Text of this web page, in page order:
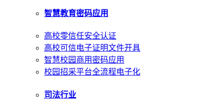
智慧教育密码应用
高校零信任安全认证
高校可信电子证明文件开具
智慧校园商用密码应用
校园招采平台全流程电子化
司法行业